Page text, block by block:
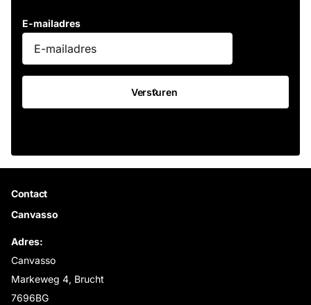
E-mailadres
Versturen
Contact
Canvasso
Adres:
Canvasso
Markeweg 4, Brucht
7696BG